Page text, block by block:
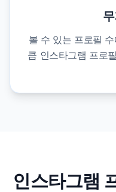
볼 수 있는 프로필
큼 인스타그램 프로
인스타그램